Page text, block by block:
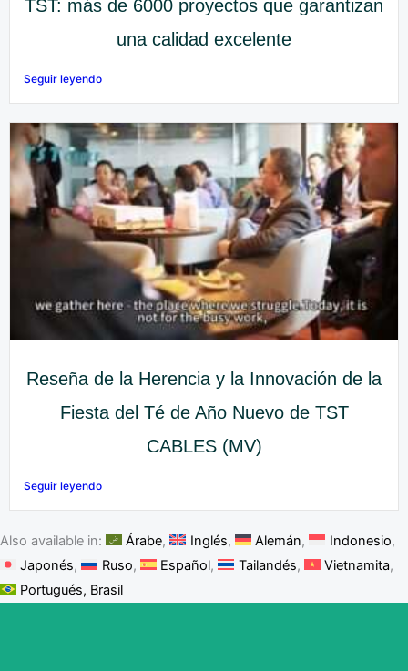
TST: más de 6000 proyectos que garantizan
una calidad excelente
Seguir leyendo
Reseña de la Herencia y la Innovación de la
Fiesta del Té de Año Nuevo de TST
CABLES (MV)
Seguir leyendo
Also available in: Árabe Inglés Alemán
Indonesio
Japonés
Ruso Español Tailandés
Vietnamita
Portugués, Brasil